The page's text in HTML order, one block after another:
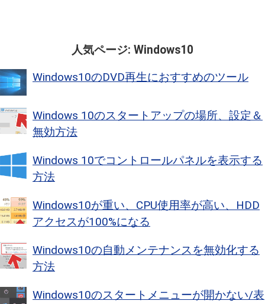
人気ページ: Windows10
Windows10のDVD再生におすすめのツール
Windows 10のスタートアップの場所、設定＆
無効方法
Windows 10でコントロールパネルを表示する
方法
Windows10が重い、CPU使用率が高い、HDD
アクセスが100%になる
Windows10の自動メンテナンスを無効化する
方法
Windows10のスタートメニューが開かない/表